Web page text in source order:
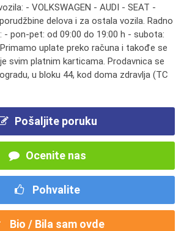
- VOLKSWAGEN - AUDI - SEAT -
delova i za ostala vozila. Radno
- pon-pet: od 09:00 do 19:00 h - subota:
uplate preko računa i takođe se
svim platnim karticama. Prodavnica se
u bloku 44, kod doma zdravlja (TC
Pošaljite poruku
Ocenite nas
Pohvalite
Bio / Bila sam ovde